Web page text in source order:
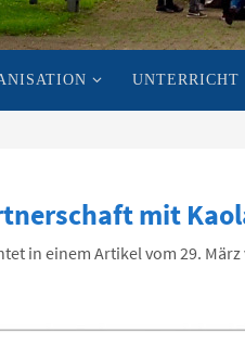
UNTERRICHT
mit
in einem Artikel vom 29.